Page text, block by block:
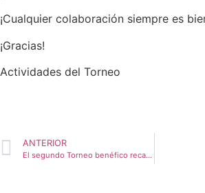
¡Cualquier colaboración siempre es
¡Gracias!
Actividades del Torneo
ANTERIOR
El segundo Torneo benéfico recauda 3500€ para la asociación Cerebrum